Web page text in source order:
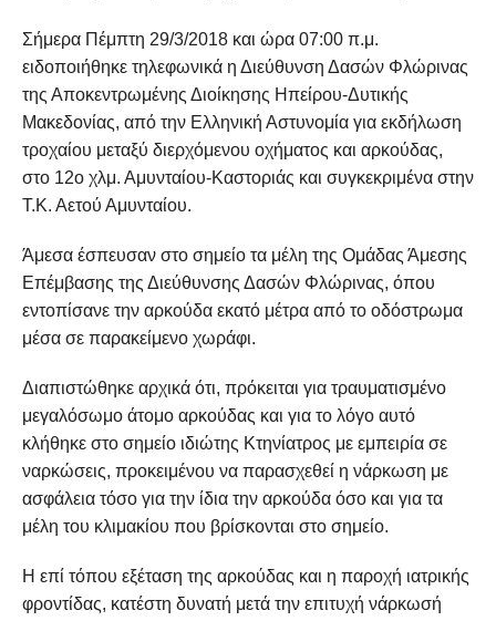
Σήμερα Πέμπτη 29/3/2018 και ώρα 07:00 π.μ.
ειδοποιήθηκε τηλεφωνικά η Διεύθυνση Δασών Φλώρινας
της Αποκεντρωμένης Διοίκησης Ηπείρου-Δυτικής
Μακεδονίας, από την Ελληνική Αστυνομία για εκδήλωση
τροχαίου μεταξύ διερχόμενου οχήματος και αρκούδας,
στο 12ο χλμ. Αμυνταίου-Καστοριάς και συγκεκριμένα στην
Τ.Κ. Αετού Αμυνταίου.
Άμεσα έσπευσαν στο σημείο τα μέλη της Ομάδας Άμεσης
Επέμβασης της Διεύθυνσης Δασών Φλώρινας, όπου
εντοπίσανε την αρκούδα εκατό μέτρα από το οδόστρωμα
μέσα σε παρακείμενο χωράφι.
Διαπιστώθηκε αρχικά ότι, πρόκειται για τραυματισμένο
μεγαλόσωμο άτομο αρκούδας και για το λόγο αυτό
κλήθηκε στο σημείο ιδιώτης Κτηνίατρος με εμπειρία σε
ναρκώσεις, προκειμένου να παρασχεθεί η νάρκωση με
ασφάλεια τόσο για την ίδια την αρκούδα όσο και για τα
μέλη του κλιμακίου που βρίσκονται στο σημείο.
Η επί τόπου εξέταση της αρκούδας και η παροχή ιατρικής
φροντίδας, κατέστη δυνατή μετά την επιτυχή νάρκωσή